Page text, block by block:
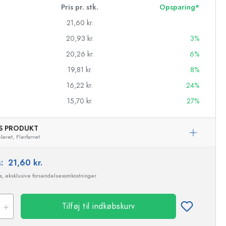
Pris pr. stk.
Opsparing*
21,60 kr.
20,93 kr.
3%
20,26 kr.
6%
19,81 kr.
8%
16,22 kr.
24%
15,70 kr. 27%
PRODUKT
Flerfarvet
21,60 kr.
eksklusive forsendelsesomkostninger
Tilføj til indkøbskurv